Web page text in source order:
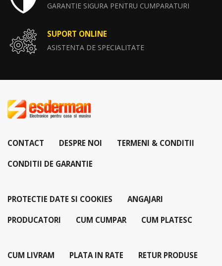
GARANTIE SIGURA PENTRU CUMPARATURI
SUPORT ONLINE
ASISTENTA DE SPECIALITATE
CONTACT DESPRE NOI TERMENI & CONDITII
CONDITII DE GARANTIE
PROTECTIE DATE SI COOKIES ANGAJARI
PRODUCATORI CUM CUMPAR CUM PLATESC
CUM LIVRAM PLATA IN RATE RETUR PRODUSE